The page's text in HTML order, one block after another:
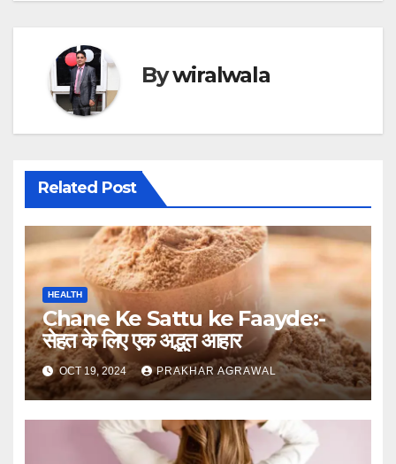
Bywiralwala
Related Post
HEALTH
Chane Ke Sattu ke Faayde:-
सेहत के लिए एक अद्भुत आहार
OCT 19, 2024 PRAKHAR AGRAWAL